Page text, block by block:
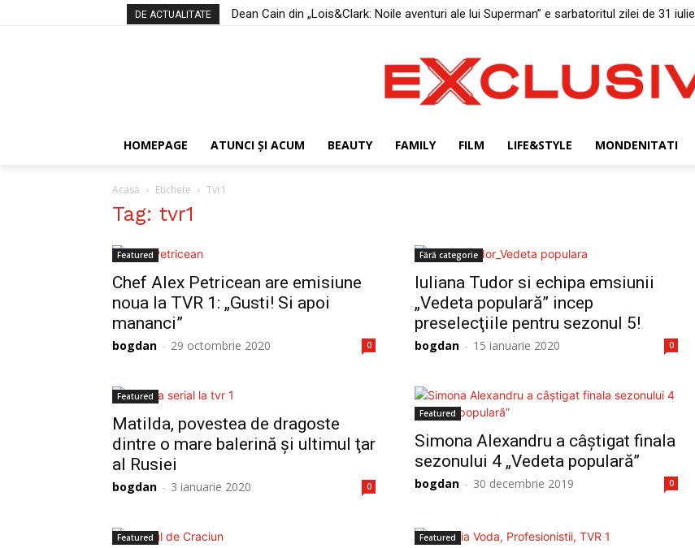
DE ACTUALITATE Dean Cain din „Lois&Clark: Noile aventuri ale lui Superman” e sarbatoritul zilei de 31 iulie
HOMEPAGE ATUNCI ŞI ACUM BEAUTY FAMILY FILM LIFE&STYLE MONDENITATI
Acasă Etichete Tvr1
Tag: tvr1
Featured
Chef Alex Petricean are emisiune
noua la TVR 1: „Gusti! Si apoi
mananci”
bogdan - 29 octombrie 2020 0
Fără categorie
Iuliana Tudor si echipa emsiunii
„Vedeta populară” incep
preselecţiile pentru sezonul 5!
bogdan - 15 ianuarie 2020 0
Featured
Matilda, povestea de dragoste
dintre o mare balerină şi ultimul ţar
al Rusiei
bogdan - 3 ianuarie 2020 0
Featured
Simona Alexandru a câștigat finala
sezonului 4 „Vedeta populară”
bogdan - 30 decembrie 2019 0
Featured Featured